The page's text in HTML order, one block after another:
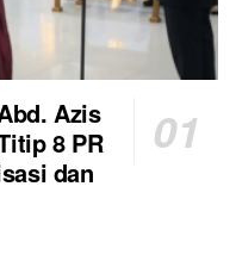
Azis
8 PR
dan